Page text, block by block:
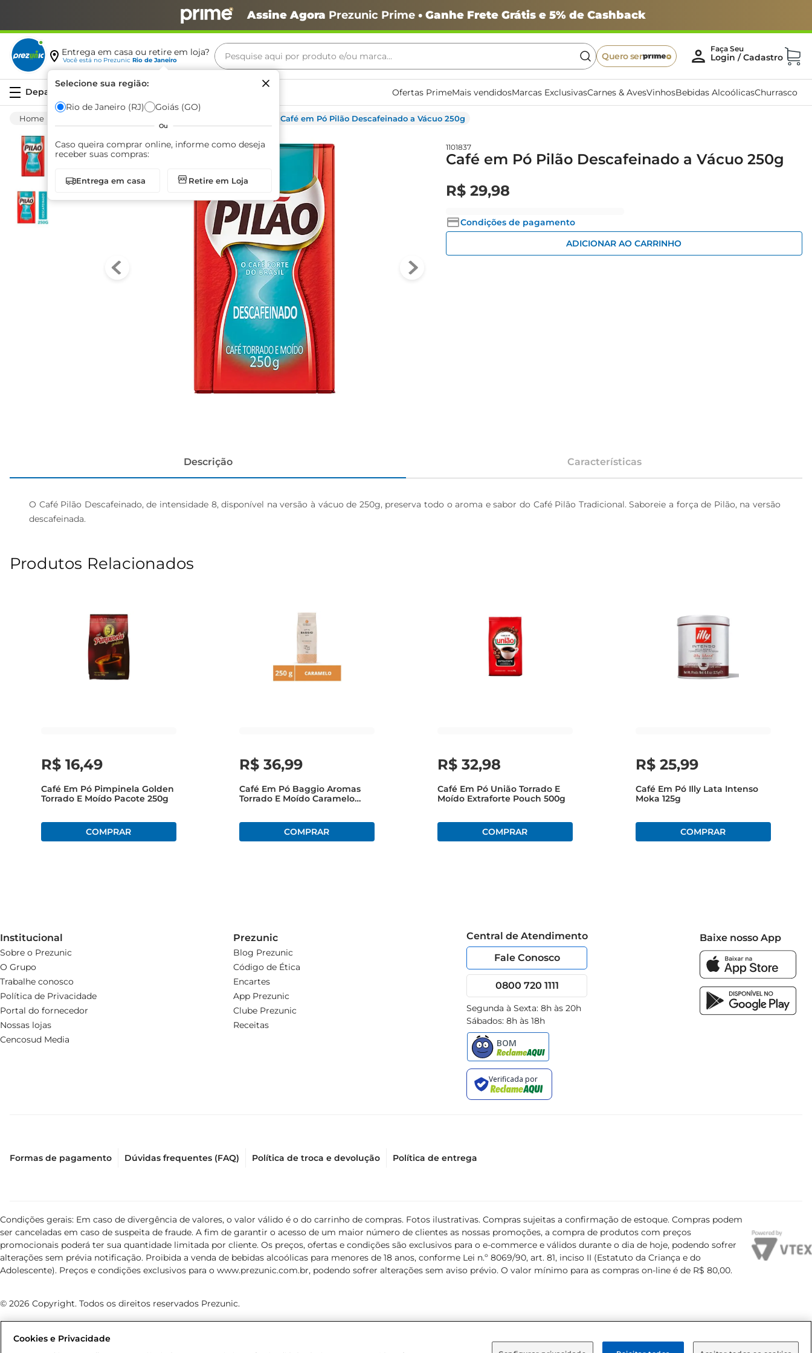
Assine Agora Prezunic Prime• Ganhe Frete Grátis e 5% de Cashback
Entrega em casa ou retire em loja?
Você está no Prezunic Rio de Janeiro
Selecione sua região:
Rio de Janeiro (RJ) Goiás (GO)
Ou
Caso queira comprar online, informe como deseja
receber suas compras:
Entrega em casa Retire em Loja
Pesquise aqui por produto e/ou marca...
Quero ser
Ofertas PrimeMais vendidosMarcas ExclusivasCarnes & AvesVinhosBebidas AlcoólicasChurrasco
Café em Pó Pilão Descafeinado a Vácuo 250g
1101837
Café em Pó Pilão Descafeinado a Vácuo 250g
R$ 29,98
Condições de pagamento
ADICIONAR AO CARRINHO
Descrição Características
O Café Pilão Descafeinado, de intensidade 8, disponível na versão à vácuo de 250g, preserva todo o aroma e sabor do Café Pilão Tradicional. Saboreie a força de Pilão, na versão
descafeinada.
Produtos Relacionados
R$ 16,49
Café Em Pó Pimpinela Golden
Torrado E Moído Pacote 250g
R$ 36,99
Café Em Pó Baggio Aromas
Torrado E Moído Caramelo
R$ 32,98
Café Em Pó União Torrado E
Moído Extraforte Pouch 500g
R$ 25,99
Café Em Pó Illy Lata Intenso
Moka 125g
Institucional
Sobre o Prezunic
O Grupo
Trabalhe conosco
Política de Privacidade
Portal do fornecedor
Nossas lojas
Cencosud Media
Prezunic
Blog Prezunic
Código de Ética
Encartes
App Prezunic
Clube Prezunic
Receitas
Central de Atendimento
Fale Conosco
0800 720 1111
Segunda à Sexta: 8h às 20h
Sábados: 8h às 18h
Baixe nosso App
Formas de pagamento Dúvidas frequentes (FAQ) Política de troca e devolução Política de entrega
Condições gerais: Em caso de divergência de valores, o valor válido é o do carrinho de compras. Fotos ilustrativas. Compras sujeitas a confirmação de estoque. Compras podem
ser canceladas em caso de suspeita de fraude. A fim de garantir o acesso de um maior número de clientes as nossas promoções, a compra de produtos com preços
promocionais poderá ter sua quantidade limitada por cliente. Os preços, ofertas e condições são exclusivos para o e-commerce e válidos durante o dia de hoje, podendo sofrer
alterações sem prévia notificação. Proibida a venda de bebidas alcoólicas para menores de 18 anos, conforme Lei n.º 8069/90, art. 81, inciso II (Estatuto da Criança e do
Adolescente). Preços e condições exclusivos para o www.prezunic.com.br, podendo sofrer alterações sem aviso prévio. O valor mínimo para as compras on-line é de R$ 80,00.
© 2026 Copyright. Todos os direitos reservados Prezunic.
Cookies e Privacidade
Termos mais buscados
café
azeite
biscoito
arroz
iogurte
papel higiênico
cerveja